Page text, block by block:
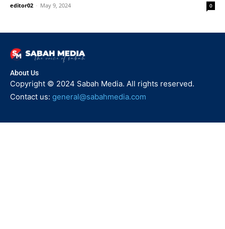
editor02 - May 9, 2024 0
About Us
Copyright © 2024 Sabah Media. All rights reserved.
Contact us: general@sabahmedia.com